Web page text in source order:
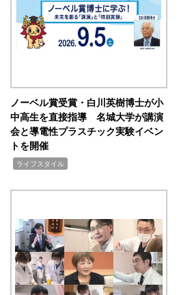
ノーベル賞受賞・白川英樹博士が小
中高生を直接指導 名城大学が講演
会と導電性プラスチック実験イベン
トを開催
ライフスタイル